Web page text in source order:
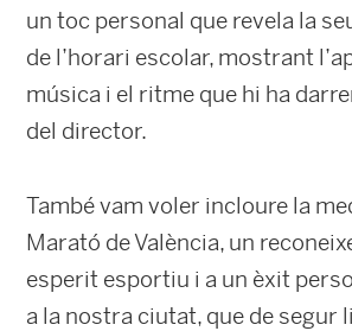
un toc personal que revela la
de l’horari escolar, mostrant
música i el ritme que hi ha
del director.
També vam voler incloure la
Marató de València, un
esperit esportiu i a un èxit
a la nostra ciutat, que de segur